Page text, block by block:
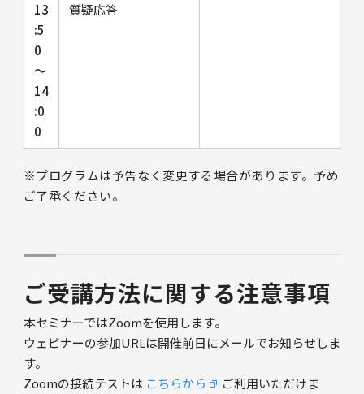
13
:5
0
～
14
:0
0
質疑応答
※プログラムは予告なく変更する場合があります。予め
ご了承ください。
ご受講方法に関する注意事項
本セミナーではZoomを使用します。
ウェビナーの参加URLは開催前日にメールでお知らせしま
す。
Zoomの接続テストは こちらから ご利用いただけま